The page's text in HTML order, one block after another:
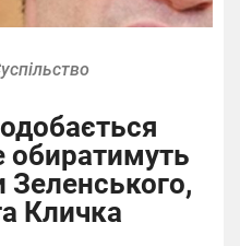
обиратимуть
Зеленського,
Кличка